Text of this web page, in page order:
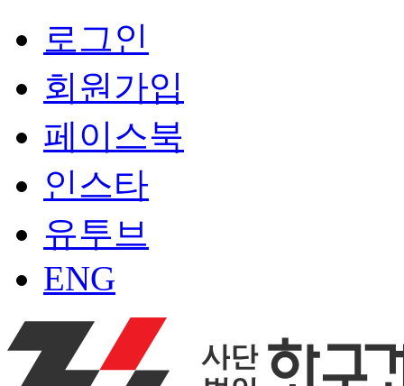
로그인
회원가입
페이스북
인스타
유투브
ENG